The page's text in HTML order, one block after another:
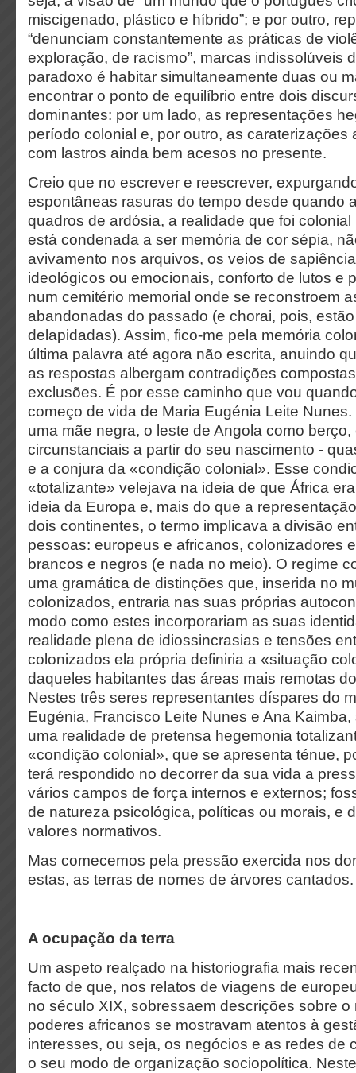
miscigenado, plástico e híbrido”; e por outro,
“denunciam constantemente as práticas de
exploração, de racismo”, marcas indissolúveis
paradoxo é habitar simultaneamente duas ou
encontrar o ponto de equilíbrio entre dois
dominantes: por um lado, as representações
período colonial e, por outro, as caraterizações
com lastros ainda bem acesos no presente.
Creio que no escrever e reescrever,
espontâneas rasuras do tempo desde quando
quadros de ardósia, a realidade que foi
está condenada a ser memória de cor sépia,
avivamento nos arquivos, os veios de
ideológicos ou emocionais, conforto de lutos e
num cemitério memorial onde se reconstroem
abandonadas do passado (e chorai, pois,
delapidadas). Assim, fico-me pela memória
última palavra até agora não escrita, anuindo
as respostas albergam contradições
exclusões. É por esse caminho que vou
começo de vida de Maria Eugénia Leite
uma mãe negra, o leste de Angola como
circunstanciais a partir do seu nascimento -
e a conjura da «condição colonial». Esse
«totalizante» velejava na ideia de que África
ideia da Europa e, mais do que a
dois continentes, o termo implicava a divisão
pessoas: europeus e africanos, colonizadores
brancos e negros (e nada no meio). O regime
uma gramática de distinções que, inserida no
colonizados, entraria nas suas próprias
modo como estes incorporariam as suas
realidade plena de idiossincrasias e tensões
colonizados ela própria definiria a «situação
daqueles habitantes das áreas mais remotas
Nestes três seres representantes díspares do
Eugénia, Francisco Leite Nunes e Ana
uma realidade de pretensa hegemonia
«condição colonial», que se apresenta ténue,
terá respondido no decorrer da sua vida a
vários campos de força internos e externos;
de natureza psicológica, políticas ou morais, e
valores normativos.
Mas comecemos pela pressão exercida nos
estas, as terras de nomes de árvores cantados.
A ocupação da terra
Um aspeto realçado na historiografia mais
facto de que, nos relatos de viagens de
no século XIX, sobressaem descrições sobre o
poderes africanos se mostravam atentos à
interesses, ou seja, os negócios e as redes de
o seu modo de organização sociopolítica.